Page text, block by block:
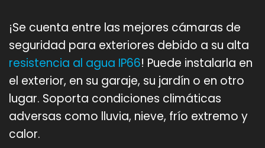
¡Se cuenta entre las mejores cámaras de
seguridad para exteriores debido a su alta
resistencia al agua IP66! Puede instalarla en
el exterior, en su garaje, su jardín o en otro
lugar. Soporta condiciones climáticas
adversas como lluvia, nieve, frío extremo y
calor.